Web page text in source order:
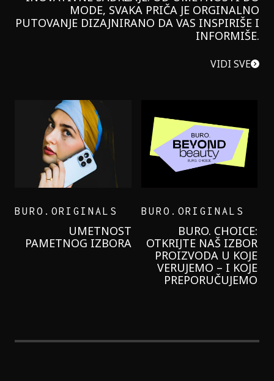
MODE, SVAKA PRIČA JE ORGINALNO
PUTOVANJE DIZAJNIRANO DA VAS INSPIRIŠE I
INFORMIŠE.
VIDI SVE
GARNIER KREMU I
NIKADA NIŠTA
LAGANIJE NISAM
KORISTILA